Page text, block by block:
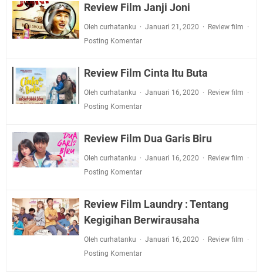
Review Film Janji Joni
Oleh curhatanku Januari 21, 2020
Review film
Posting Komentar
Review Film Cinta Itu Buta
Oleh curhatanku Januari 16, 2020
Review film
Posting Komentar
Review Film Dua Garis Biru
Oleh curhatanku Januari 16, 2020
Review film
Posting Komentar
Review Film Laundry : Tentang
Kegigihan Berwirausaha
Oleh curhatanku Januari 16, 2020
Review film
Posting Komentar